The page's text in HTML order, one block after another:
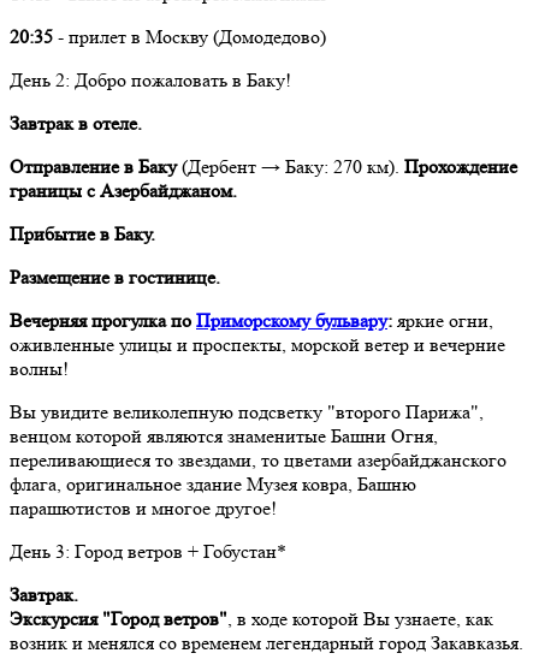
20:35 - прилет в Москву (Домодедово)
День 2: Добро пожаловать в Баку!
Завтрак в отеле.
Отправление в Баку(Дербент → Баку: 270 км). Прохождение
границы с Азербайджаном.
Прибытие в Баку.
Размещение в гостинице.
Вечерняя прогулка по Приморскому бульвару: яркие огни,
оживленные улицы и проспекты, морской ветер и вечерние
волны!
Вы увидите великолепную подсветку "второго Парижа",
венцом которой являются знаменитые Башни Огня,
переливающиеся то звездами, то цветами азербайджанского
флага, оригинальное здание Музея ковра, Башню
парашютистов и многое другое!
День 3: Город ветров + Гобустан*
Завтрак.
Экскурсия "Город ветров", в ходе которой Вы узнаете, как
возник и менялся со временем легендарный город Закавказья.